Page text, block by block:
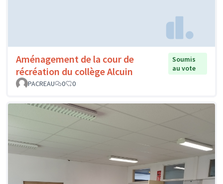
Aménagement de la cour de
récréation du collège Alcuin
Soumis
au vote
PACREAU
0 0